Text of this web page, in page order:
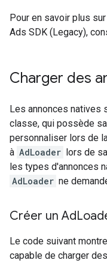
Pour en savoir plus
Ads SDK (Legacy),
Charger des
Les annonces natives
classe, qui possède
personnaliser lors de
à AdLoader lors de
les types d'annonces
AdLoader ne
Créer un Ad
Le code suivant
capable de charger